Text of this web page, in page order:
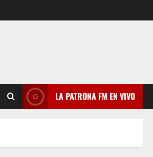
LA PATRONA FM EN VIVO